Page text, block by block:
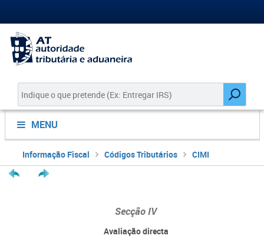
MENU
Informação Fiscal Códigos Tributários CIMI
Secção IV
Avaliação directa